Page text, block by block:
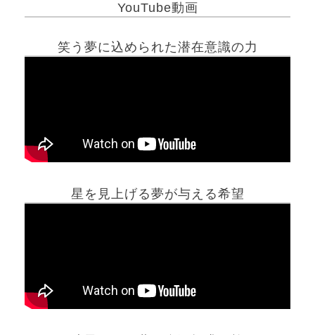
YouTube動画
笑う夢に込められた潜在意識の力
星を見上げる夢が与える希望